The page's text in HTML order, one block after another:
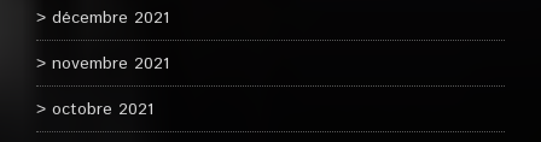
décembre 2021
novembre 2021
octobre 2021